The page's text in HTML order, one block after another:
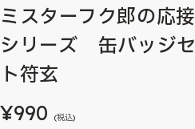
ミスターフク郎の応
シリーズ 缶バッジ
ト符玄
¥990 (税込)